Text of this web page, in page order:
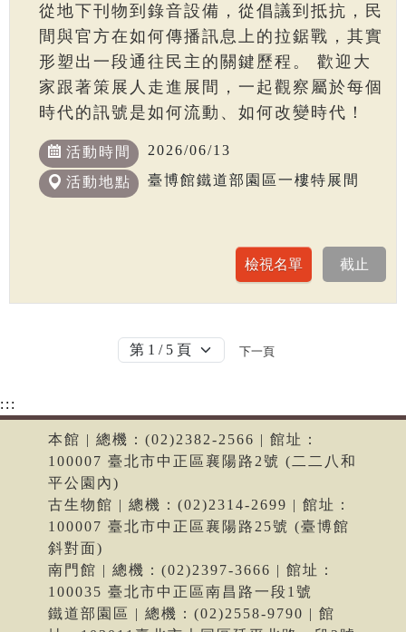
從地下刊物到錄音設備，從倡議到抵抗，民
間與官方在如何傳播訊息上的拉鋸戰，其實
形塑出一段通往民主的關鍵歷程。 歡迎大
家跟著策展人走進展間，一起觀察屬於每個
時代的訊號是如何流動、如何改變時代！
活動時間 2026/06/13
活動地點 臺博館鐵道部園區一樓特展間
下一頁
:::
本館 | 總機：(02)2382-2566 | 館址：
100007 臺北市中正區襄陽路2號 (二二八和
平公園內)
古生物館 | 總機：(02)2314-2699 | 館址：
100007 臺北市中正區襄陽路25號 (臺博館
斜對面)
南門館 | 總機：(02)2397-3666 | 館址：
100035 臺北市中正區南昌路一段1號
鐵道部園區 | 總機：(02)2558-9790 | 館